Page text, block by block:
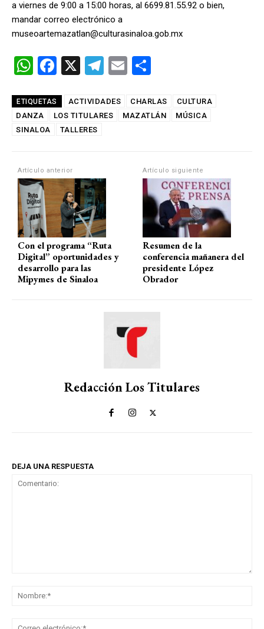
a viernes de 9:00 a 15:00 horas, al 6699.81.55.92 o bien,
mandar correo electrónico a
museoartemazatlan@culturasinaloa.gob.mx
W
at
s
p
F
ce
b
k
X
T
e
gr
E
ail m
p
ETIQUETAS ACTIVIDADES CHARLAS
CULTURA
DANZA
LOS TITULARES MAZATLÁN
MÚSICA
SINALOA
TALLERES
Artículo anterior
Con el programa “Ruta
Digital” oportunidades y
desarrollo para las
Mipymes de Sinaloa
Artículo siguiente
Resumen de la
conferencia mañanera del
presidente López
Obrador
Redacción Los Titulares
DEJA UNA RESPUESTA